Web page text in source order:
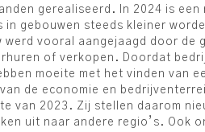
gerealiseerd. In 2024 is
gebouwen steeds kleiner
werd vooral aangejaagd door
of verkopen. Doordat
moeite met het vinden van
de economie en
van 2023. Zij stellen daarom
uit naar andere regio’s. Ook